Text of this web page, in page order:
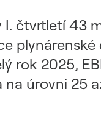
I. čtvrtletí 43
rok 2025,
úrovni 25